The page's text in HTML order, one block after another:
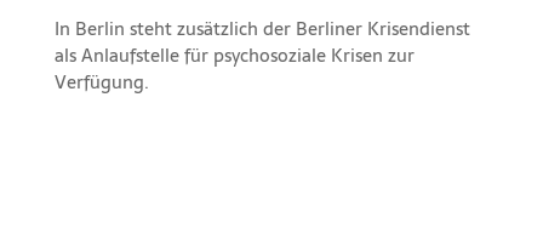
In Berlin steht zusätzlich der Berliner Krisendienst
als Anlaufstelle für psychosoziale Krisen zur
Verfügung.